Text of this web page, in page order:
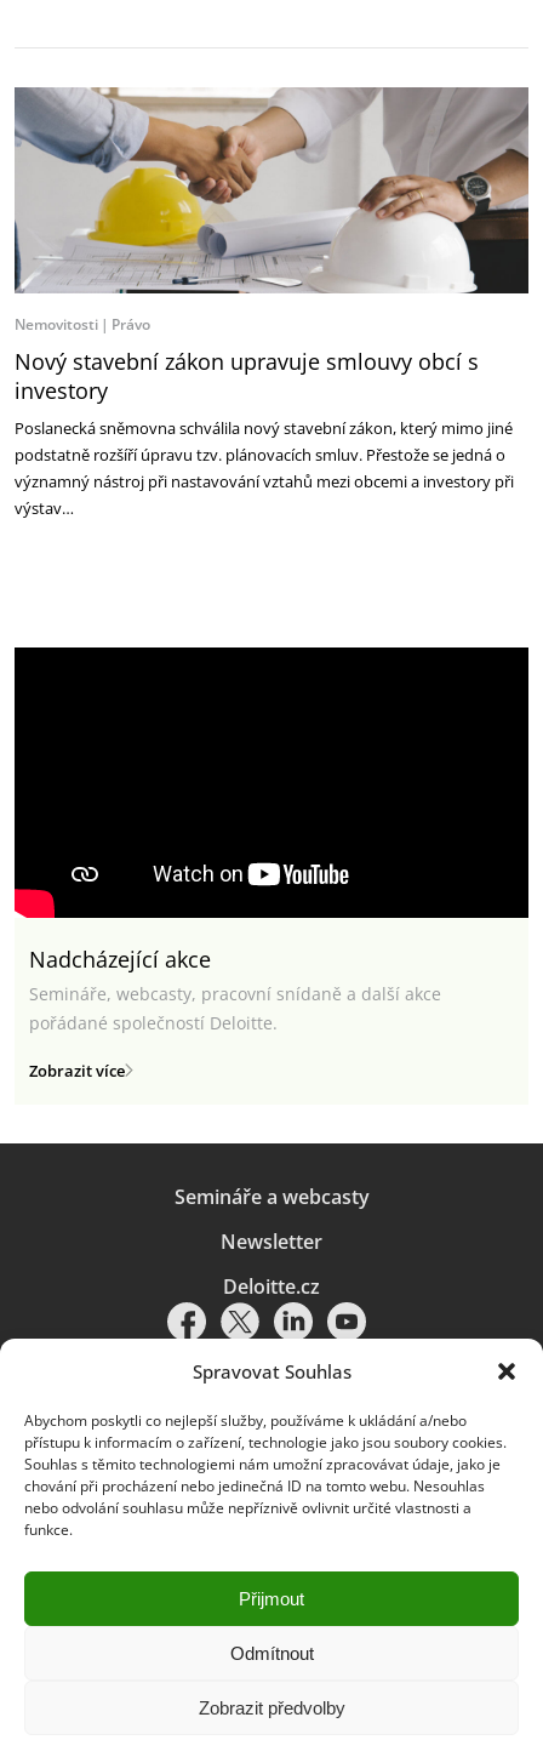
Spravovat Souhlas
Abychom poskytli co nejlepší služby, používáme k ukládání a/nebo
přístupu k informacím o zařízení, technologie jako jsou soubory cookies.
Souhlas s těmito technologiemi nám umožní zpracovávat údaje, jako je
chování při procházení nebo jedinečná ID na tomto webu. Nesouhlas
nebo odvolání souhlasu může nepříznivě ovlivnit určité vlastnosti a
funkce.
Přijmout
Odmítnout
Zobrazit předvolby
Nemovitosti Právo
Nový stavební zákon upravuje smlouvy obcí s
investory
Poslanecká sněmovna schválila nový stavební zákon, který mimo jiné
podstatně rozšíří úpravu tzv. plánovacích smluv. Přestože se jedná o
významný nástroj při nastavování vztahů mezi obcemi a investory při
výstav…
Nadcházející akce
Semináře, webcasty, pracovní snídaně a další akce
pořádané společností Deloitte.
Zobrazit více
Semináře a webcasty
Newsletter
Deloitte.cz
Pravidla používání|Ochrana osobních údajů|Soubory cookies |
Deloitte.cz
© 2026. Více informací najdete vPravidlech používání.
Deloitte označuje jednu či více společností globální sítě členských
a přidružené subjekty (souhrnně „organizace Deloitte“). Společnost DTTL
(rovněž označovaná jako „Deloitte Global“) a každá z jejích členských
společností a jejich přidružených subjektů je samostatným a nezávislým
právním subjektem, který není oprávněn zavazovat nebo přijímat závazky
za jinou z těchto členských společností a jejich přidružených subjektů ve
pochybení, nikoli za jednání či pochybení jiných členských společností či